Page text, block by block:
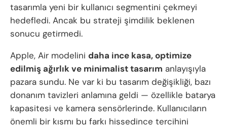
tasarımla yeni bir kullanıcı segmentini çekmeyi
hedefledi. Ancak bu strateji şimdilik beklenen
sonucu getirmedi.
Apple, Air modelini daha ince kasa, optimize
edilmiş ağırlık ve minimalist tasarım anlayışıyla
pazara sundu. Ne var ki bu tasarım değişikliği, bazı
donanım tavizleri anlamına geldi — özellikle batarya
kapasitesi ve kamera sensörlerinde. Kullanıcıların
önemli bir kısmı bu farkı hissedince tercihini